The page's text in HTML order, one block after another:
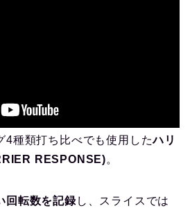
4種類打ち比べでも使用したハリ
RESPONSE)。
回転数を記録し、スライスでは